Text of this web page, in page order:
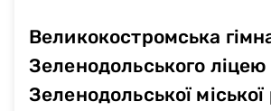
Великокостромська
Зеленодольського
Зеленодольської